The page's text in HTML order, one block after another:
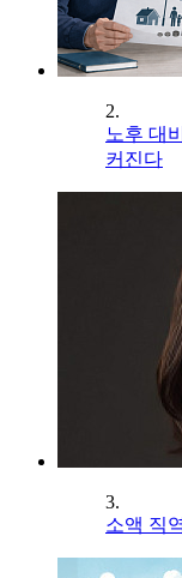
2.
노후 대
커진다
3.
소액 직